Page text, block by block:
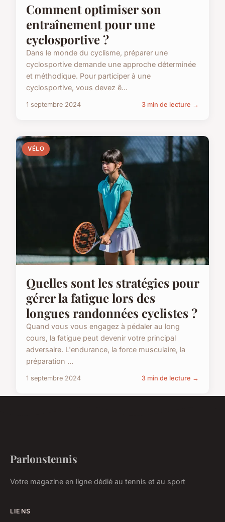
Comment optimiser son
entraînement pour une
cyclosportive ?
Dans le monde du cyclisme, préparer une
cyclosportive demande une approche déterminée
et méthodique. Pour participer à une
cyclosportive, vous devez ê...
1 septembre 2024 3 min de lecture →
VÉLO
Quelles sont les stratégies pour
gérer la fatigue lors des
longues randonnées cyclistes ?
Quand vous vous engagez à pédaler au long
cours, la fatigue peut devenir votre principal
adversaire. L'endurance, la force musculaire, la
préparation ...
1 septembre 2024 3 min de lecture →
Parlonstennis
Votre magazine en ligne dédié au tennis et au sport
LIENS